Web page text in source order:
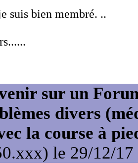
suis bien membré. ..
sur un
divers
la course à
le 29/12/17